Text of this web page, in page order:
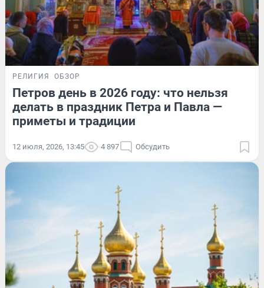
РЕЛИГИЯ ОБЗОР
Петров день в 2026 году: что нельзя
делать в праздник Петра и Павла —
приметы и традиции
12 июля, 2026, 13:45 4 897 Обсудить